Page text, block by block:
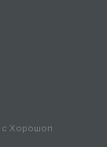
с Хорошоп